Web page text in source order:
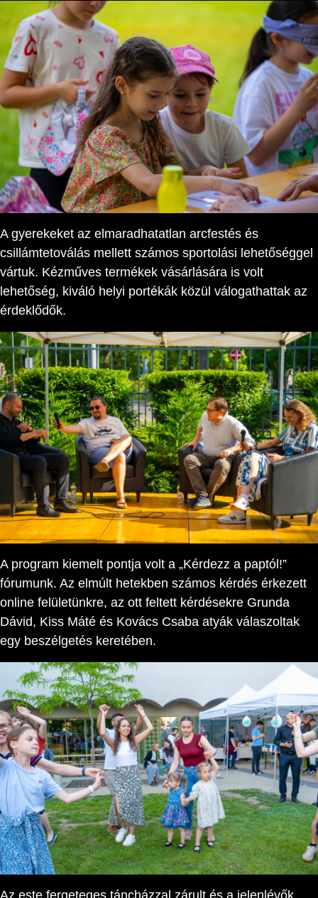
A gyerekeket az elmaradhatatlan arcfestés és
csillámtetoválás mellett számos sportolási lehetőséggel
vártuk. Kézműves termékek vásárlására is volt
lehetőség, kiváló helyi portékák közül válogathattak az
érdeklődők.
A program kiemelt pontja volt a „Kérdezz a paptól!”
fórumunk. Az elmúlt hetekben számos kérdés érkezett
online felületünkre, az ott feltett kérdésekre Grunda
Dávid, Kiss Máté és Kovács Csaba atyák válaszoltak
egy beszélgetés keretében.